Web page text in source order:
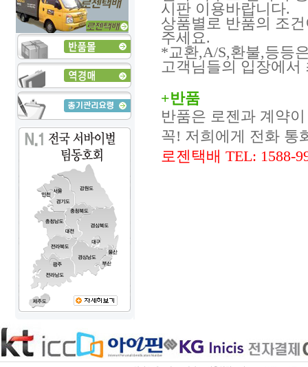
시판 이용바랍니다.
상품별로 반품의 조
주세요.
*교환,A/S,환불,등등
고객님들의 입장에서
+반품
반품은 로젠과 계약
꼭! 저희에게 전화 통
로젠택배 TEL: 1588-